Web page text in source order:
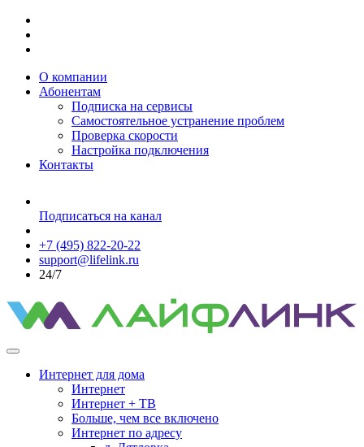
О компании
Абонентам
Подписка на сервисы
Самостоятельное устранение проблем
Проверка скорости
Настройка подключения
Контакты
Подписаться на канал
+7 (495) 822-20-22
support@lifelink.ru
24/7
Интернет для дома
Интернет
Интернет + ТВ
Больше, чем все включено
Интернет по адресу